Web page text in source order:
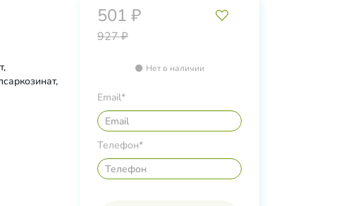
сок
2
ванили,
ПЭГ-40
501 ₽
927 ₽
Нет в наличии
Email*
Телефон*